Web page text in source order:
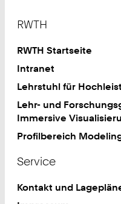
RWTH
RWTH Startseite
Intranet
Lehrstuhl für
Lehr- und
Immersive
Profilbereich
Service
Kontakt und